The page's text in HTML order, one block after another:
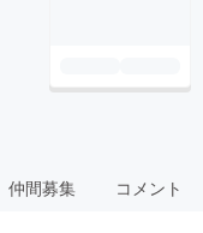
仲間募集 コメント